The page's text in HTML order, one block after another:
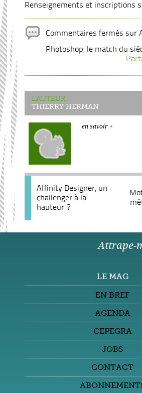
Renseignements et inscriptions
Commentaires fermés sur
Photoshop, le match du
L'AUTEUR
THIERRY HERMAN
en savoir +
Affinity Designer, un
challenger à la
hauteur ?
LE MAG
EN BREF
AGENDA
CEPEGRA
JOBS
CONTACT
Attrape-